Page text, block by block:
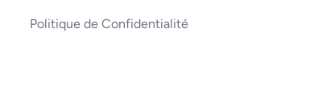
Politique de Confidentialité